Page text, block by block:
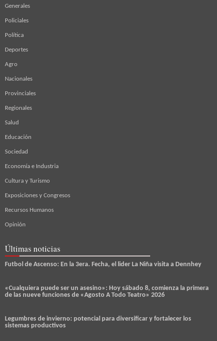
Generales
Policiales
Política
Deportes
Agro
Nacionales
Provinciales
Regionales
Salud
Educación
Sociedad
Economía e Industria
Cultura y Turismo
Exposiciones y Congresos
Recursos Humanos
Opinión
Últimas noticias
Futbol de Ascenso: En la 3era. Fecha, el lider La Niña visita a Dennhey
«Cualquiera puede ser un asesino»: Hoy sábado 8, comienza la primera
de las nueve funciones de «Agosto A Todo Teatro» 2026
Legumbres de invierno: potencial para diversificar y fortalecer los
sistemas productivos